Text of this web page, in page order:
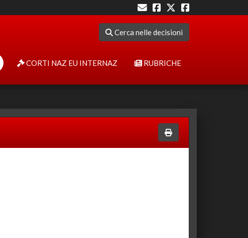
Cerca nelle decisioni
CORTI NAZ EU INTERNAZ RUBRICHE